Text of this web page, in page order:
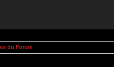
du Forum